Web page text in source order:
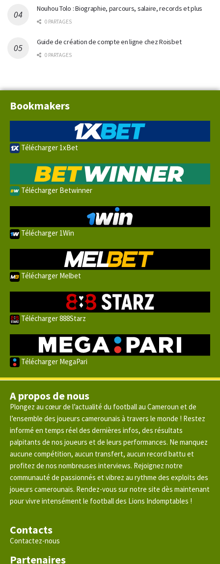
Nouhou Tolo : Biographie, parcours, salaire, records et plus
0 PARTAGES
Guide de création de compte en ligne chez Roisbet
0 PARTAGES
Bookmakers
Télécharger 1xBet
Télécharger Betwinner
Télécharger 1Win
Télécharger Melbet
Télécharger 888Starz
Télécharger MegaPari
A propos de nous
Plongez au cœur de l’actualité du football au Cameroun et de
l’ensemble des joueurs camerounais à travers le monde ! Restez
informé en temps réel des dernières infos, des résultats
palpitants de nos joueurs et de leurs performances. Ne manquez
aucune compétition, aucun transfert, aucun record battu et
profitez de nos nombreuses interviews. Rejoignez notre
communauté de passionnés et vibrez au rythme des exploits des
joueurs camerounais. Rendez-vous sur notre site dès maintenant
pour vivre intensément le football des Lions Indomptables !
Contacts
Contactez-nous
Partenaires